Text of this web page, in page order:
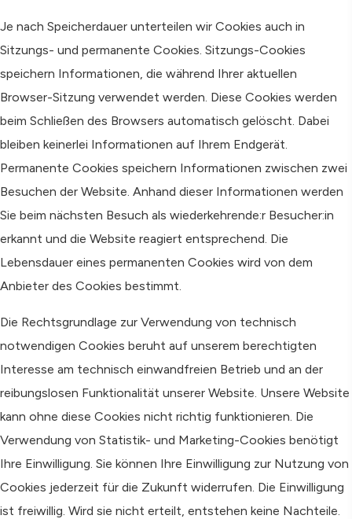
Je nach Speicherdauer unterteilen wir Cookies auch in
Sitzungs- und permanente Cookies. Sitzungs-Cookies
speichern Informationen, die während Ihrer aktuellen
Browser-Sitzung verwendet werden. Diese Cookies werden
beim Schließen des Browsers automatisch gelöscht. Dabei
bleiben keinerlei Informationen auf Ihrem Endgerät.
Permanente Cookies speichern Informationen zwischen zwei
Besuchen der Website. Anhand dieser Informationen werden
Sie beim nächsten Besuch als wiederkehrende:r Besucher:in
erkannt und die Website reagiert entsprechend. Die
Lebensdauer eines permanenten Cookies wird von dem
Anbieter des Cookies bestimmt.
Die Rechtsgrundlage zur Verwendung von technisch
notwendigen Cookies beruht auf unserem berechtigten
Interesse am technisch einwandfreien Betrieb und an der
reibungslosen Funktionalität unserer Website. Unsere Website
kann ohne diese Cookies nicht richtig funktionieren. Die
Verwendung von Statistik- und Marketing-Cookies benötigt
Ihre Einwilligung. Sie können Ihre Einwilligung zur Nutzung von
Cookies jederzeit für die Zukunft widerrufen. Die Einwilligung
ist freiwillig. Wird sie nicht erteilt, entstehen keine Nachteile.